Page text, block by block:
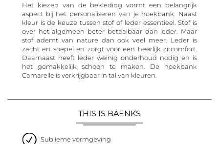
Het kiezen van de bekleding vormt een belangrijk
aspect bij het personaliseren van je hoekbank. Naast
kleur is de keuze tussen stof of leder essentieel. Stof is
over het algemeen beter betaalbaar dan leder. Maar
stof ademt van nature dan ook veel meer. Leder is
zacht en soepel en zorgt voor een heerlijk zitcomfort.
Daarnaast heeft leder weinig onderhoud nodig en is
het gemakkelijk schoon te maken. De hoekbank
Camarelle is verkrijgbaar in tal van kleuren.
THIS IS BAENKS
Sublieme vormgeving